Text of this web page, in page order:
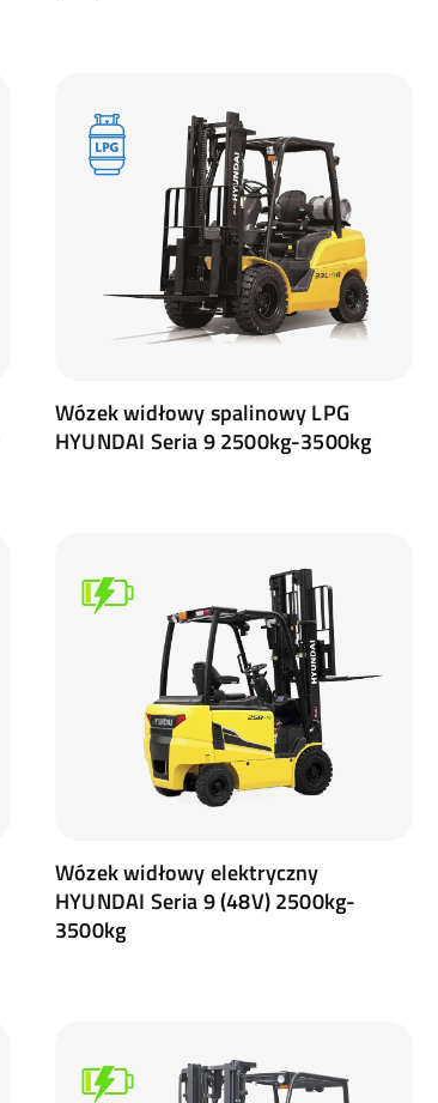
Wózek widłowy spalinowy LPG
HYUNDAI Seria 9 2500kg-3500kg
Wózek widłowy elektryczny
HYUNDAI Seria 9 (48V) 2500kg-
3500kg